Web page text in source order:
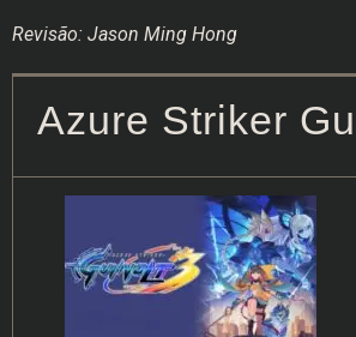
Revisão: Jason Ming Hong
Azure Striker